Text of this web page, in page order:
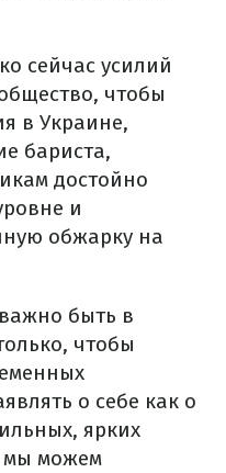
сейчас усилий
чтобы
в Украине,
бариста,
достойно
и
обжарку на
быть в
чтобы
о себе как о
ярких
мы можем